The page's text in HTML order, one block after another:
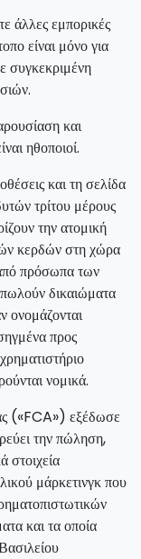
άλλες εμπορικές
είναι μόνο για
συγκεκριμένη
και
ηθοποιοί.
και τη σελίδα
τρίτου μέρους
την ατομική
κερδών στη χώρα
πρόσωπα των
δικαιώματα
ονομάζονται
προς
νομικά.
(«FCA») εξέδωσε
την πώληση,
στοιχεία
μάρκετινγκ που
και τα οποία